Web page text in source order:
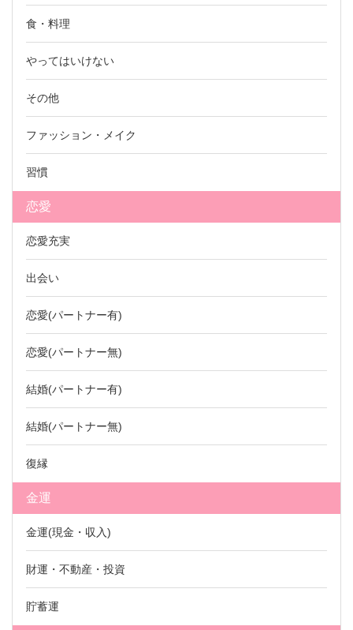
食・料理
やってはいけない
その他
ファッション・メイク
習慣
恋愛
恋愛充実
出会い
恋愛(パートナー有)
恋愛(パートナー無)
結婚(パートナー有)
結婚(パートナー無)
復縁
金運
金運(現金・収入)
財運・不動産・投資
貯蓄運